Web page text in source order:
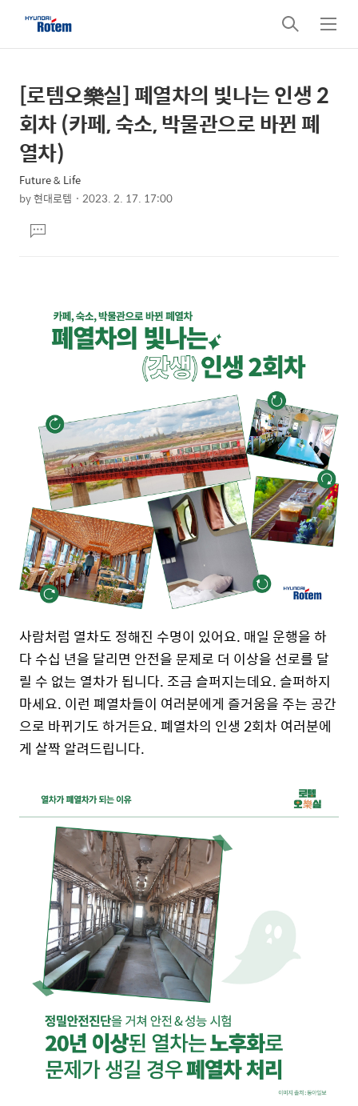
검
색
메
뉴
상
세
컨
텐
츠
본
문
제
목
[로템오樂실] 폐열차의 빛나는 인생 2
회차 (카페, 숙소, 박물관으로 바뀐 폐
열차)
Future & Life
by현대로템 2023. 2. 17. 17:00
문댓
글
사람처럼 열차도 정해진 수명이 있어요. 매일 운행을 하
다 수십 년을 달리면 안전을 문제로 더 이상을 선로를 달
릴 수 없는 열차가 됩니다. 조금 슬퍼지는데요. 슬퍼하지
마세요. 이런 폐열차들이 여러분에게 즐거움을 주는 공간
으로 바뀌기도 하거든요. 폐열차의 인생 2회차 여러분에
게 살짝 알려드립니다.